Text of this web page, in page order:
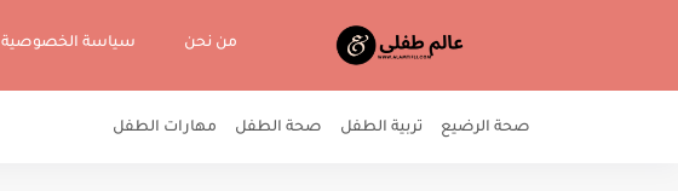
من نحن سياسة الخصوصية
صحة الرضيع تربية الطفل صحة الطفل مهارات الطفل